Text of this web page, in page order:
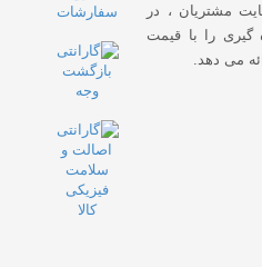
مشتریان ، در
گیری را با قیمت
می دهد.